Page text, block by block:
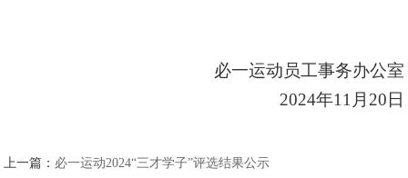
必一运动员工事务办公室
2024年11 月 20日
上一篇： 必一运动2024“三才学子”评选结果公示